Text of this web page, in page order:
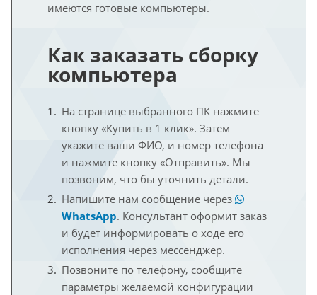
имеются готовые компьютеры.
Как заказать сборку
компьютера
На странице выбранного ПК нажмите
кнопку «Купить в 1 клик». Затем
укажите ваши ФИО, и номер телефона
и нажмите кнопку «Отправить». Мы
позвоним, что бы уточнить детали.
Напишите нам сообщение через
WhatsApp. Консультант оформит заказ
и будет информировать о ходе его
исполнения через мессенджер.
Позвоните по телефону, сообщите
параметры желаемой конфигурации